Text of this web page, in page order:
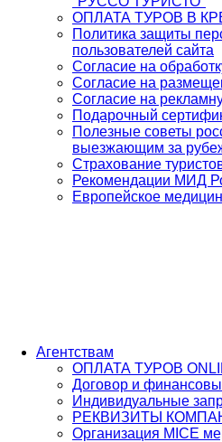
ОПЛАТА ТУРОВ В
Политика защиты
пользователей сайта
Согласие на
Согласие на
Согласие на
Подарочный
Полезные советы
выезжающим за
Страхование
Рекомендации МИД
Европейское
Агентствам
ОПЛАТА ТУРОВ
Договор и
Индивидуальные
РЕКВИЗИТЫ
Организация MICE